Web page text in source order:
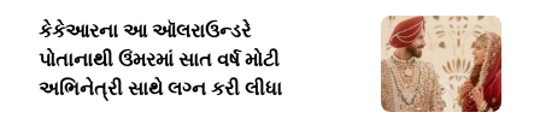
કેકેઆરના આ ઑલરાઉન્ડરે
પોતાનાથી ઉંમરમાં સાત વર્ષ મોટી
અભિનેત્રી સાથે લગ્ન કરી લીધા